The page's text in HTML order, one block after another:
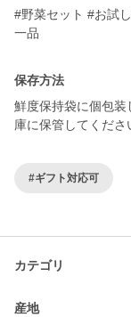
#野菜セット #お試
一品
保存方法
鮮度保持袋に個包
庫に保管してくださ
#ギフト対応可
カテゴリ
産地